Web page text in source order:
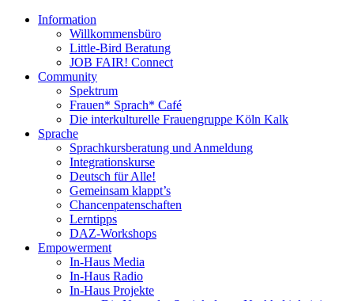
Information
Willkommensbüro
Little-Bird Beratung
JOB FAIR! Connect
Community
Spektrum
Frauen* Sprach* Café
Die interkulturelle Frauengruppe Köln Kalk
Sprache
Sprachkursberatung und Anmeldung
Integrationskurse
Deutsch für Alle!
Gemeinsam klappt’s
Chancenpatenschaften
Lerntipps
DAZ-Workshops
Empowerment
In-Haus Media
In-Haus Radio
In-Haus Projekte